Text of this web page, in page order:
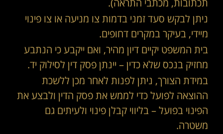
תכתובות, מכתבי התראה).
ניתן לבקש סעד זמני בדמות צו מניעה או צו פינוי
מיידי, בעיקר במקרים דחופים.
בית המשפט יקיים דיון מהיר, ואם ייקבע כי הנתבע
מחזיק בנכס שלא כדין – יינתן פסק דין לסילוק יד.
במידת הצורך, ניתן לפנות לאחר מכן ללשכת
ההוצאה לפועל כדי לממש את פסק הדין ולבצע את
הפינוי בפועל – בליווי קבלן פינוי ולעיתים גם
משטרה.